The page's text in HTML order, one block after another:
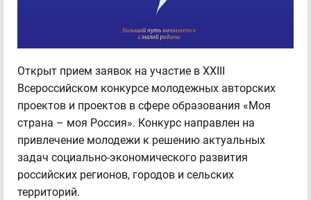
Открыт прием заявок на участие в XXIII
Всероссийском конкурсе молодежных авторских
проектов и проектов в сфере образования «Моя
страна – моя Россия». Конкурс направлен на
привлечение молодежи к решению актуальных
задач социально-экономического развития
российских регионов, городов и сельских
территорий.